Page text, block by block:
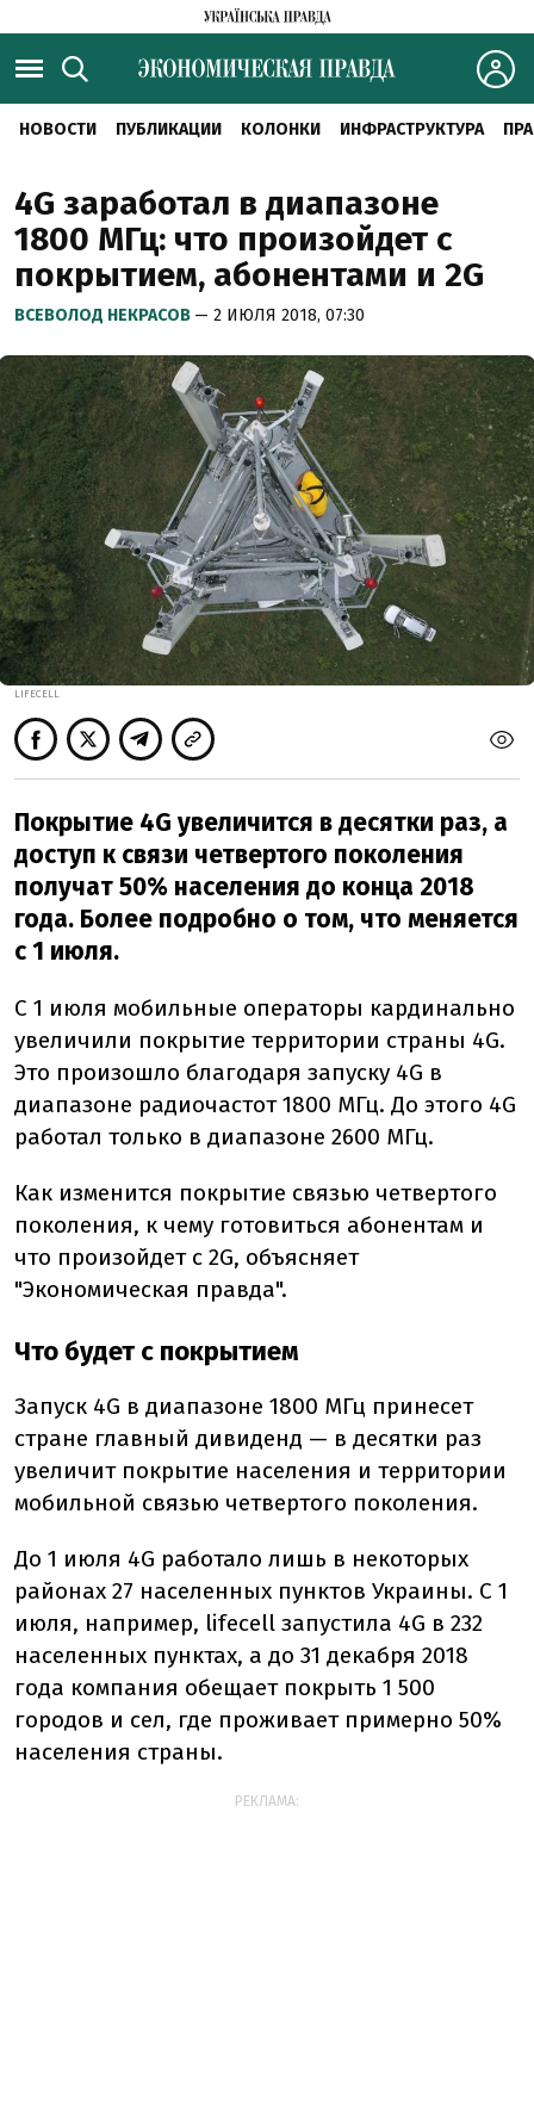
НОВОСТИ ПУБЛИКАЦИИ КОЛОНКИ ИНФРАСТРУКТУРА
4G заработал в диапазоне
1800 МГц: что произойдет с
покрытием, абонентами и 2G
ВСЕВОЛОД НЕКРАСОВ — 2 ИЮЛЯ 2018, 07:30
LIFECELL
Покрытие 4G увеличится в десятки раз, а
доступ к связи четвертого поколения
получат 50% населения до конца 2018
года. Более подробно о том, что меняется
с 1 июля.
C 1 июля мобильные операторы кардинально
увеличили покрытие территории страны 4G.
Это произошло благодаря запуску 4G в
диапазоне радиочастот 1800 МГц. До этого 4G
работал только в диапазоне 2600 МГц.
Как изменится покрытие связью четвертого
поколения, к чему готовиться абонентам и
что произойдет с 2G, объясняет
"Экономическая правда".
Что будет с покрытием
Запуск 4G в диапазоне 1800 МГц принесет
стране главный дивиденд — в десятки раз
увеличит покрытие населения и территории
мобильной связью четвертого поколения.
До 1 июля 4G работало лишь в некоторых
районах 27 населенных пунктов Украины. С 1
июля, например, lifecell запустила 4G в 232
населенных пунктах, а до 31 декабря 2018
года компания обещает покрыть 1 500
городов и сел, где проживает примерно 50%
населения страны.
РЕКЛАМА: